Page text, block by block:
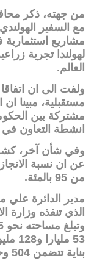
من جهته، ذكر
مع السفير
مشاريع استثمارية
لهولندا تجربة
العالم.
ولفت الى ان
مستقبلية، مبينا
مشتركة بين
انشطة التعاون في
وفي شأن آخر،
عن ان نسبة
من 95 بالمئة.
مدير الدائرة علي
الذي تنفذه وزارة
بناية تتضمن 504 وحدات سكنية.